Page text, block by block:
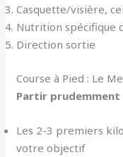
Casquette/visière,
Nutrition spécifique
Direction sortie
Course à Pied : Le
Partir prudemment
Les 2-3 premiers
votre objectif